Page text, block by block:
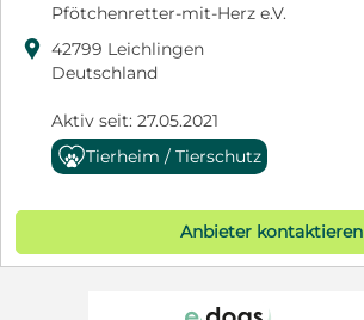
Pfötchenretter-mit-Herz e.V.
 42799 Leichlingen
Deutschland
Aktiv seit: 27.05.2021
Tierheim / Tierschutz
Anbieter kontaktieren